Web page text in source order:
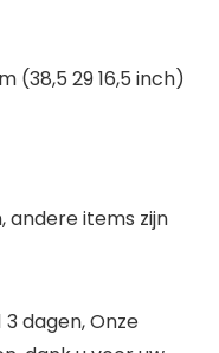
(38,5 29 16,5 inch)
andere items zijn
dagen, Onze